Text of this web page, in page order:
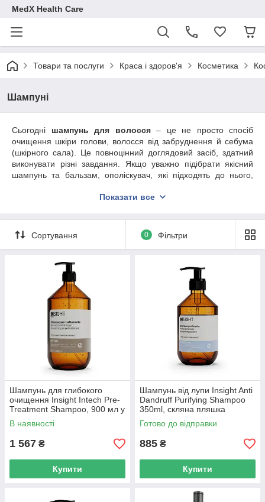
MedX Health Care
Товари та послуги Краса і здоров'я Косметика
Шампуні
Сьогодні шампунь для волосся– це не просто спосіб
очищення шкіри голови, волосся від забруднення й себума
(шкірного сала). Це повноцінний доглядовий засіб, здатний
виконувати різні завдання. Якщо уважно підібрати якісний
шампунь та бальзам, ополіскувач, які підходять до нього,
завдання – позбутися надмірного випадання, зміцнити
лупу, поліпшити стан сухих, ламких локонів.
Якщо ви знаходитесь у пошуку свого «правильного» та
ефективного шампуню, зверніть увагу на запропонований
каталозі гідну продукцію відомих й визнаних виробників, їх
товар відрізняється високою ефективністю, безпекою, якістю.
Показати все
Сортування 0 Фільтри
Шампунь для глибокого
очищення Insight Intech Pre-
Treatment Shampoo, 900 мл у
скляній пляшці
В наявності
1 567 ₴
Купити
Шампунь від лупи Insight Anti
Dandruff Purifying Shampoo
350ml, скляна пляшка
Готово до відправки
885 ₴
Купити